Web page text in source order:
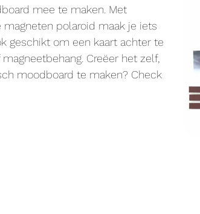
mee te maken. Met
magneten polaroid maak je iets
geschikt om een kaart achter te
Creëer het zelf,
moodboard te maken? Check